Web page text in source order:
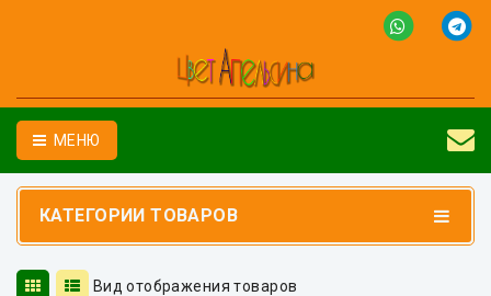
МЕНЮ
КАТЕГОРИИ ТОВАРОВ
Вид отображения товаров